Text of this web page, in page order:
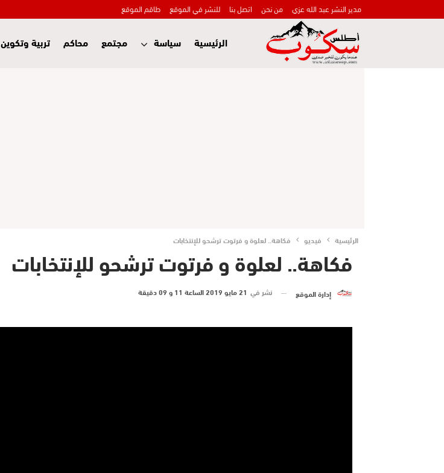
مدير النشر عبد الله عزي من نحن اتصل بنا للنشر في الموقع طاقم الموقع
الرئيسية سياسة مجتمع محاكم تربية وتكوين
الرئيسية فيديو فكاهة.. لعلوة و فرتوت ترشحو للإنتخابات
فكاهة.. لعلوة و فرتوت ترشحو للإنتخابات
إدارة الموقع نشر في 21 مايو 2019 الساعة 11 و 09 دقيقة